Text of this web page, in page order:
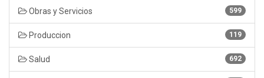
599
Obras y Servicios
119
Produccion
692
Salud